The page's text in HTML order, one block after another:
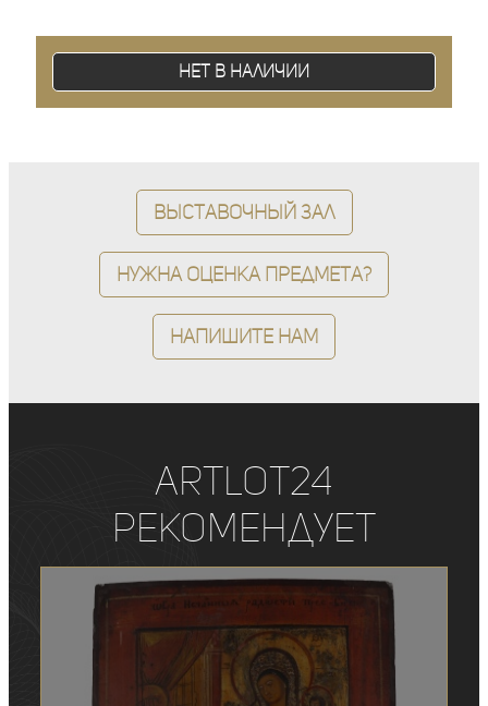
Нет в наличии
Выставочный зал
Нужна оценка предмета?
Напишите нам
ArtLot24
рекомендует